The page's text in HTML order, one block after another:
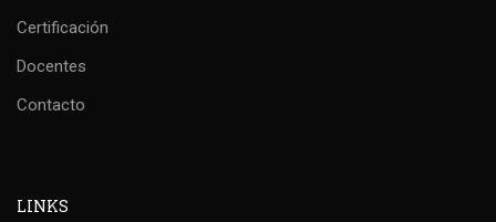
Certificación
Docentes
Contacto
LINKS